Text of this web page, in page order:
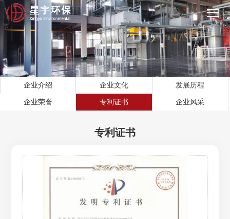
企业介绍 企业文化
发展历程
企业荣誉
专利证书 企业风采
专利证书